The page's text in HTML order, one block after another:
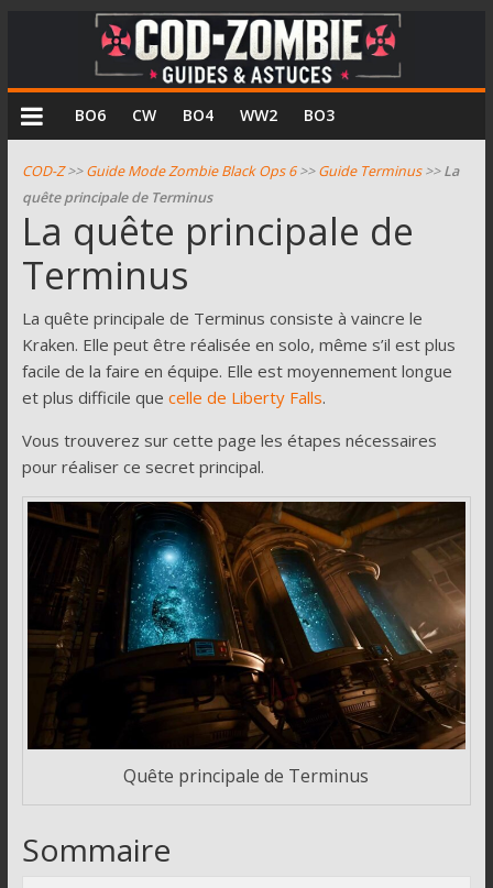
COD
Zombie
Guides
et
astuces
pour
le
mode
zombie
de
of
Duty
BO6 CW BO4 WW2 BO3
COD-Z>>Guide Mode Zombie Black Ops 6>>Guide Terminus>>La
quête principale de Terminus
La quête principale de
Terminus
La quête principale de Terminus consiste à vaincre le
Kraken. Elle peut être réalisée en solo, même s’il est plus
facile de la faire en équipe. Elle est moyennement longue
et plus difficile que celle de Liberty Falls.
Vous trouverez sur cette page les étapes nécessaires
pour réaliser ce secret principal.
Quête principale de Terminus
Sommaire